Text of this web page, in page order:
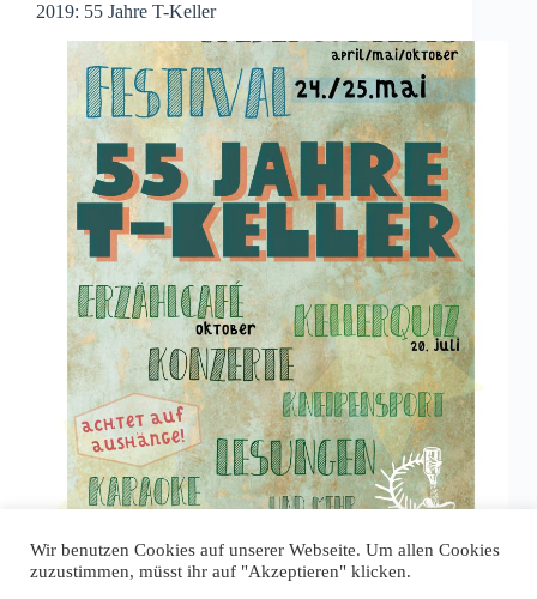
2019: 55 Jahre T-Keller
Wir benutzen Cookies auf unserer Webseite. Um allen Cookies
zuzustimmen, müsst ihr auf "Akzeptieren" klicken.